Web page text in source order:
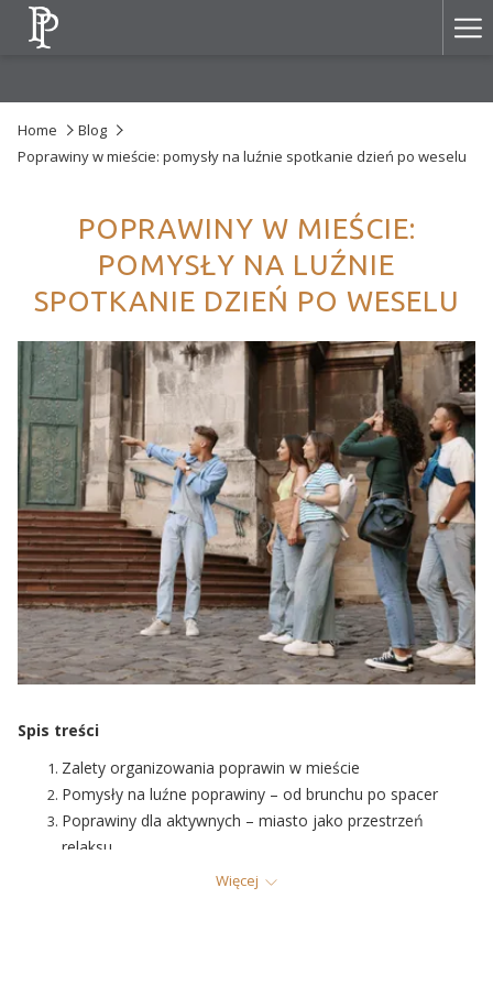
Home
Blog
Poprawiny w mieście: pomysły na luźnie spotkanie dzień po weselu
POPRAWINY W MIEŚCIE:
POMYSŁY NA LUŹNIE
SPOTKANIE DZIEŃ PO WESELU
Spis treści
Zalety organizowania poprawin w mieście
Pomysły na luźne poprawiny – od brunchu po spacer
Poprawiny dla aktywnych – miasto jako przestrzeń
relaksu
Eleganckie poprawiny w centrum – dlaczego to dobry
Więcej